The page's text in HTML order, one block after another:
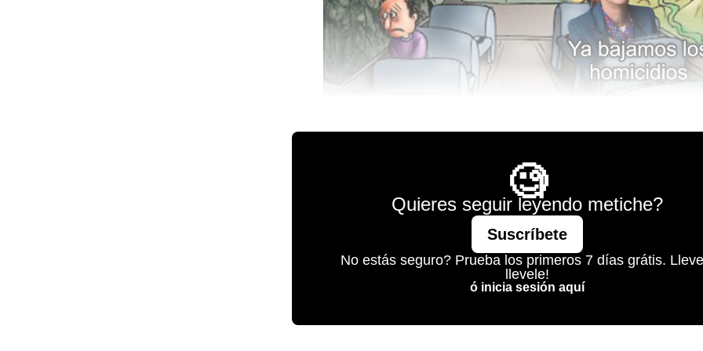
🧐
Quieres seguir leyendo metiche?
Suscríbete
No estás seguro? Prueba los primeros 7 días grátis.
llevele!
ó inicia sesión aquí